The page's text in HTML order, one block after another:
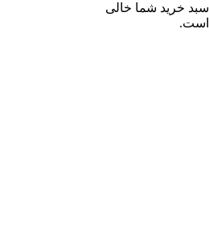
سبد خرید شما خالی
است.